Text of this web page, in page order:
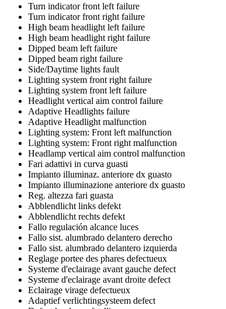
Turn indicator front left failure
Turn indicator front right failure
High beam headlight left failure
High beam headlight right failure
Dipped beam left failure
Dipped beam right failure
Side/Daytime lights fault
Lighting system front right failure
Lighting system front left failure
Headlight vertical aim control failure
Adaptive Headlights failure
Adaptive Headlight malfunction
Lighting system: Front left malfunction
Lighting system: Front right malfunction
Headlamp vertical aim control malfunction
Fari adattivi in curva guasti
Impianto illuminaz. anteriore dx guasto
Impianto illuminazione anteriore dx guasto
Reg. altezza fari guasta
Abblendlicht links defekt
Abblendlicht rechts defekt
Fallo regulación alcance luces
Fallo sist. alumbrado delantero derecho
Fallo sist. alumbrado delantero izquierda
Reglage portee des phares defectueux
Systeme d'eclairage avant gauche defect
Systeme d'eclairage avant droite defect
Eclairage virage defectueux
Adaptief verlichtingsysteem defect